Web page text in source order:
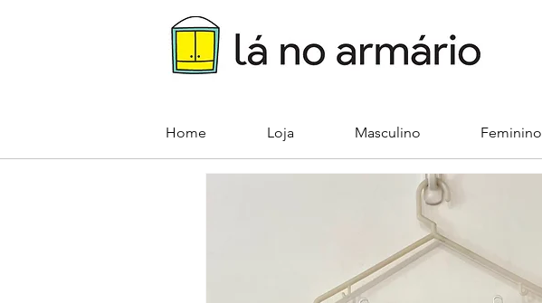
Home Loja Masculino Feminino